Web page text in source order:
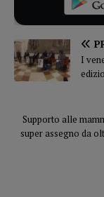
I
Supporto alle
super assegno da